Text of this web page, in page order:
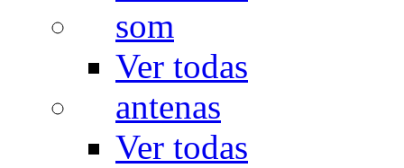
som
Ver todas
antenas
Ver todas